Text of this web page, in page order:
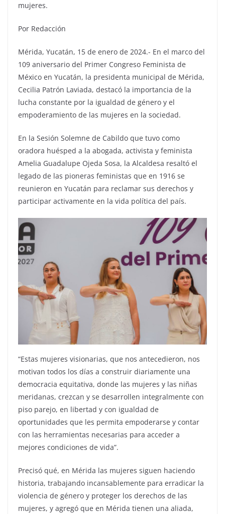
mujeres.
Por Redacción
Mérida, Yucatán, 15 de enero de 2024.- En el marco del
109 aniversario del Primer Congreso Feminista de
México en Yucatán, la presidenta municipal de Mérida,
Cecilia Patrón Laviada, destacó la importancia de la
lucha constante por la igualdad de género y el
empoderamiento de las mujeres en la sociedad.
En la Sesión Solemne de Cabildo que tuvo como
oradora huésped a la abogada, activista y feminista
Amelia Guadalupe Ojeda Sosa, la Alcaldesa resaltó el
legado de las pioneras feministas que en 1916 se
reunieron en Yucatán para reclamar sus derechos y
participar activamente en la vida política del país.
“Estas mujeres visionarias, que nos antecedieron, nos
motivan todos los días a construir diariamente una
democracia equitativa, donde las mujeres y las niñas
meridanas, crezcan y se desarrollen integralmente con
piso parejo, en libertad y con igualdad de
oportunidades que les permita empoderarse y contar
con las herramientas necesarias para acceder a
mejores condiciones de vida”.
Precisó qué, en Mérida las mujeres siguen haciendo
historia, trabajando incansablemente para erradicar la
violencia de género y proteger los derechos de las
mujeres, y agregó que en Mérida tienen una aliada,